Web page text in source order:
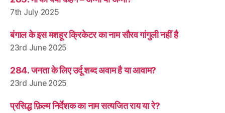
7th July 2025
बंगाल के इस मशहूर क्रिकेटर का नाम सौरव गांगुली नहीं है
23rd June 2025
284. जनता के लिए उर्दू शब्द अवाम है या आवाम?
23rd June 2025
प्रसिद्ध फ़िल्म निर्देशक का नाम सत्यजित राय या रे?